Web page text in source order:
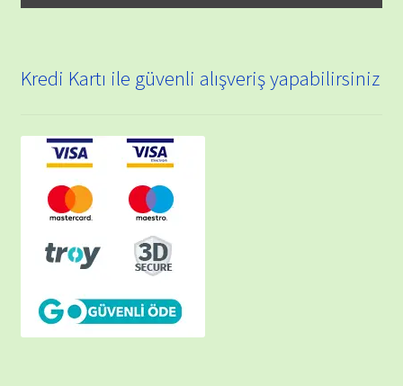
Kredi Kartı ile güvenli alışveriş yapabilirsiniz